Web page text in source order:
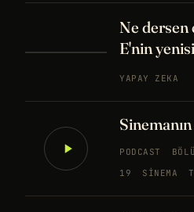
Ne
E'nin
YAPAY ZEKA
PODCAST
19
SINEMA